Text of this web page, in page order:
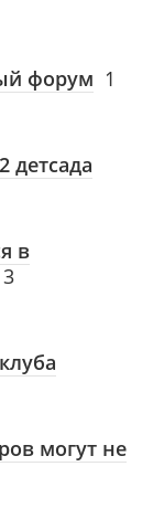
форум 1
детсада
в
3
могут не